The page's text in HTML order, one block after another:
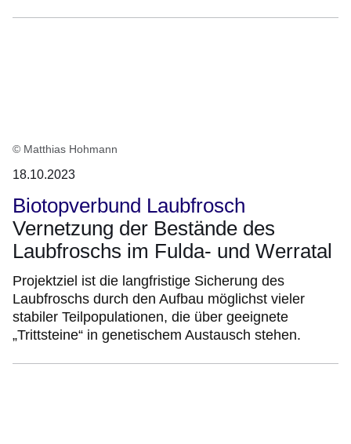
© Matthias Hohmann
18.10.2023
Biotopverbund Laubfrosch
Vernetzung der Bestände des
Laubfroschs im Fulda- und Werratal
Projektziel ist die langfristige Sicherung des
Laubfroschs durch den Aufbau möglichst vieler
stabiler Teilpopulationen, die über geeignete
„Trittsteine“ in genetischem Austausch stehen.